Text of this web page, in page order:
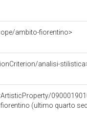
ambito-fiorentino>
analisi-
(ultimo quarto